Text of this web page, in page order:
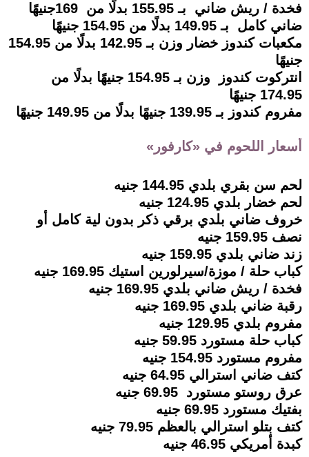
فخدة / ريش ضاني بـ 155.95 بدلًا من 169جنيهًا
ضاني كامل بـ 149.95 بدلًا من 154.95 جنيهًا
مكعبات كندوز خضار وزن بـ 142.95 بدلًا من 154.95
جنيهًا
انتركوت كندوز وزن بـ 154.95 جنيهًا بدلًا من
174.95 جنيهًا
مفروم كندوز بـ 139.95 جنيهًا بدلًا من 149.95 جنيهًا
أسعار اللحوم في «كارفور»
لحم سن بقري بلدي 144.95 جنيه
لحم خضار بلدي 124.95 جنيه
خروف ضاني بلدي برقي ذكر بدون لية كامل أو
نصف 159.95 جنيه
زند ضاني بلدي 159.95 جنيه
كباب حلة / موزة/سيرلورين استيك 169.95 جنيه
فخدة / ريش ضاني بلدي 169.95 جنيه
رقبة ضاني بلدي 169.95 جنيه
مفروم بلدي 129.95 جنيه
كباب حلة مستورد 59.95 جنيه
مفروم مستورد 154.95 جنيه
كتف ضاني استرالي 64.95 جنيه
عرق روستو مستورد 69.95 جنيه
بفتيك مستورد 69.95 جنيه
كتف بتلو استرالي بالعظم 79.95 جنيه
كبدة أمريكي 46.95 جنيه